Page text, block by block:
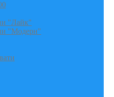
"Лайк"
"Модерн"